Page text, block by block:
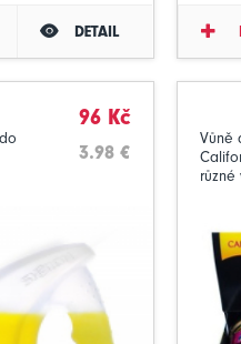
DETAIL
96 Kč
3.98 €
Vůně
různé